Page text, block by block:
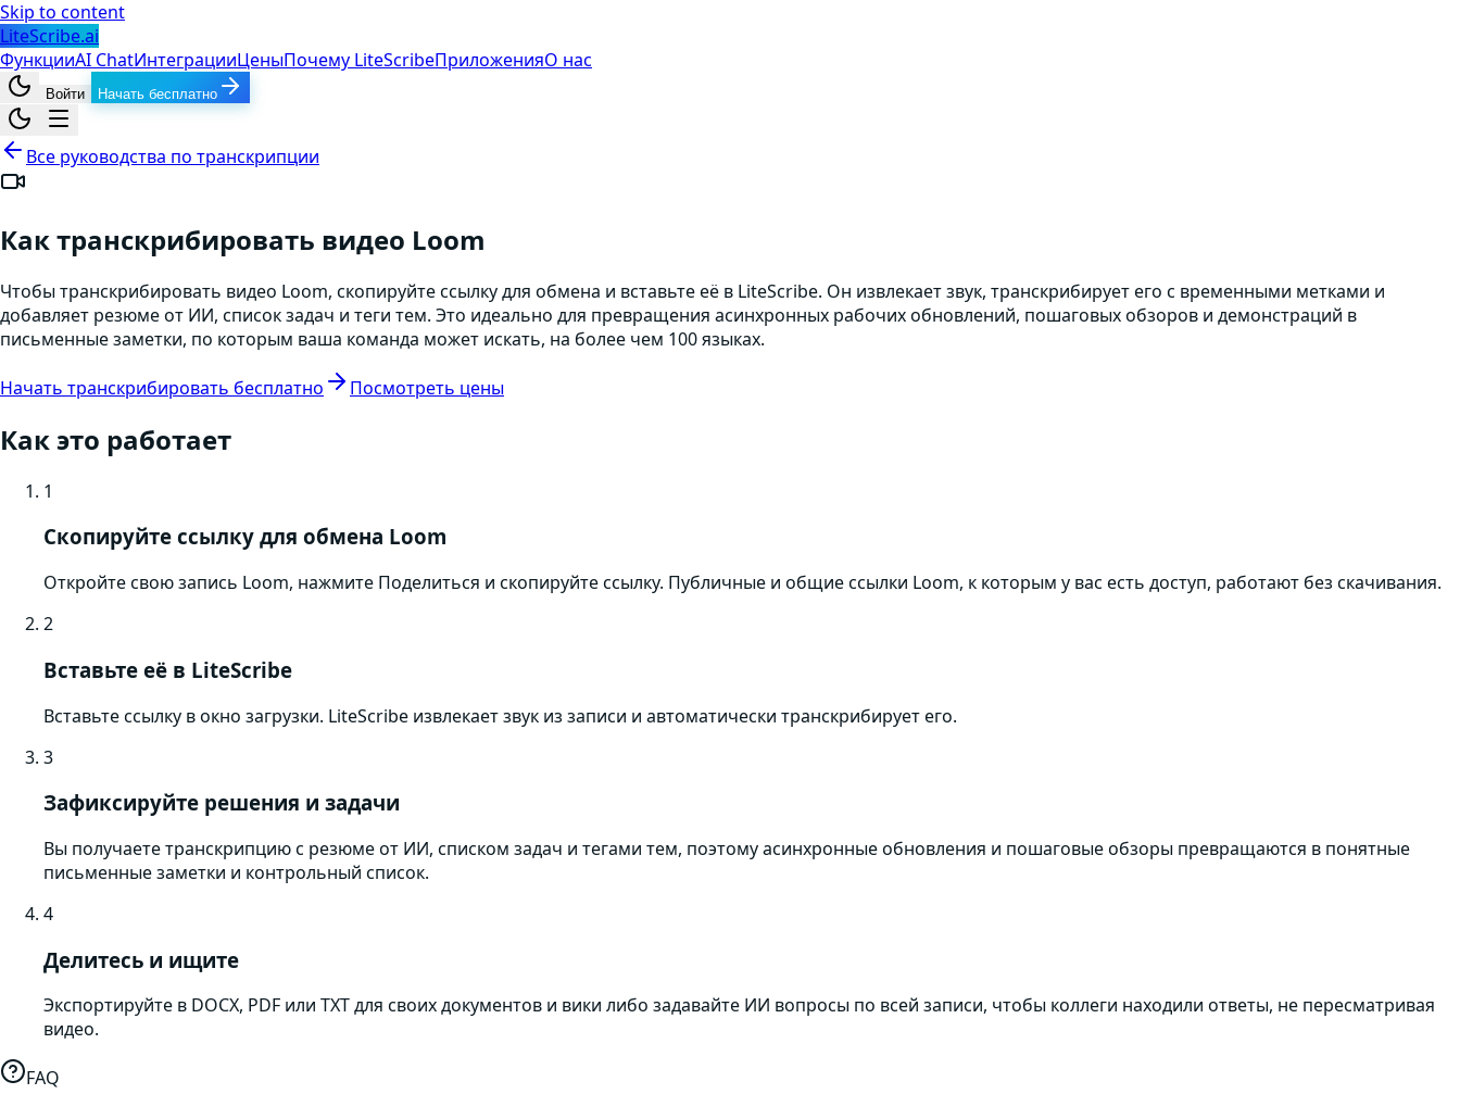
Skip to content
LiteScribe.ai
ФункцииAI ChatИнтеграцииЦеныПочему LiteScribeПриложенияО нас
Войти Начать бесплатно
Все руководства по транскрипции
Как транскрибировать видео Loom
Чтобы транскрибировать видео Loom, скопируйте ссылку для обмена и вставьте её в LiteScribe. Он извлекает звук, транскрибирует его с временными метками и
добавляет резюме от ИИ, список задач и теги тем. Это идеально для превращения асинхронных рабочих обновлений, пошаговых обзоров и демонстраций в
письменные заметки, по которым ваша команда может искать, на более чем 100 языках.
Начать транскрибировать бесплатно Посмотреть цены
Как это работает
1
Скопируйте ссылку для обмена Loom
Откройте свою запись Loom, нажмите Поделиться и скопируйте ссылку. Публичные и общие ссылки Loom, к которым у вас есть доступ, работают без скачивания.
2
Вставьте её в LiteScribe
Вставьте ссылку в окно загрузки. LiteScribe извлекает звук из записи и автоматически транскрибирует его.
3
Зафиксируйте решения и задачи
Вы получаете транскрипцию с резюме от ИИ, списком задач и тегами тем, поэтому асинхронные обновления и пошаговые обзоры превращаются в понятные
письменные заметки и контрольный список.
4
Делитесь и ищите
Экспортируйте в DOCX, PDF или TXT для своих документов и вики либо задавайте ИИ вопросы по всей записи, чтобы коллеги находили ответы, не пересматривая
видео.
FAQ